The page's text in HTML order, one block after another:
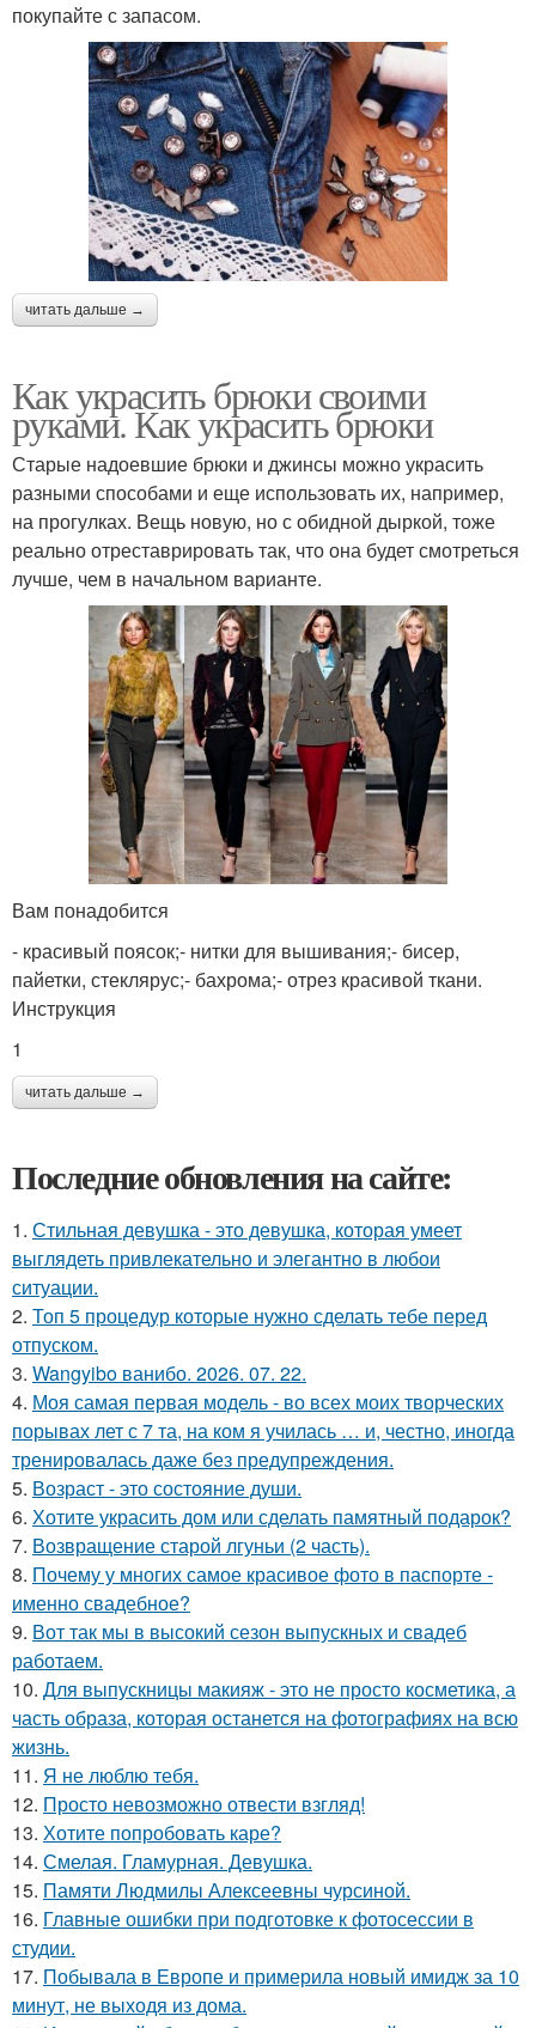
покупайте с запасом.
читать дальше →
Как украсить брюки своими
руками. Как украсить брюки
Старые надоевшие брюки и джинсы можно украсить
разными способами и еще использовать их, например,
на прогулках. Вещь новую, но с обидной дыркой, тоже
реально отреставрировать так, что она будет смотреться
лучше, чем в начальном варианте.
Вам понадобится
- красивый поясок;- нитки для вышивания;- бисер,
пайетки, стеклярус;- бахрома;- отрез красивой ткани.
Инструкция
1
читать дальше →
Последние обновления на сайте:
1. Стильная девушка - это девушка, которая умеет
выглядеть привлекательно и элегантно в любои
ситуации.
2. Топ 5 процедур которые нужно сделать тебе перед
отпуском.
3. Wangyibo ванибо. 2026. 07. 22.
4. Моя самая первая модель - во всех моих творческих
порывах лет с 7 та, на ком я училась … и, честно, иногда
тренировалась даже без предупреждения.
5. Возраст - это состояние души.
6. Хотите украсить дом или сделать памятный подарок?
7. Возвращение старой лгуньи (2 часть).
8. Почему у многих самое красивое фото в паспорте -
именно свадебное?
9. Вот так мы в высокий сезон выпускных и свадеб
работаем.
10. Для выпускницы макияж - это не просто косметика, а
часть образа, которая останется на фотографиях на всю
жизнь.
11. Я не люблю тебя.
12. Просто невозможно отвести взгляд!
13. Хотите попробовать каре?
14. Смелая. Гламурная. Девушка.
15. Памяти Людмилы Алексеевны чурсиной.
16. Главные ошибки при подготовке к фотосессии в
студии.
17. Побывала в Европе и примерила новый имидж за 10
минут, не выходя из дома.